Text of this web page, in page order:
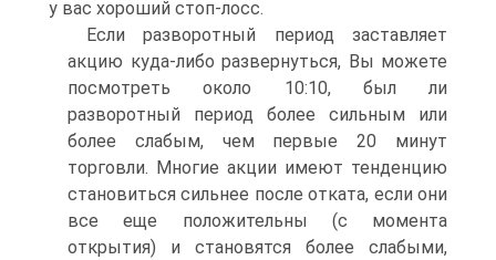
у вас хороший стоп-лосс.
Если разворотный период заставляет
акцию куда-либо развернуться, Вы можете
посмотреть около 10:10, был ли
разворотный период более сильным или
более слабым, чем первые 20 минут
торговли. Многие акции имеют тенденцию
становиться сильнее после отката, если они
все еще положительны (с момента
открытия) и становятся более слабыми,